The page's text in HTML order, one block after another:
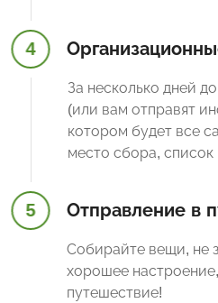
4
За несколько дней
(или вам отправят
котором будет все
место сбора,
5 Отправление в
Собирайте вещи, не
хорошее
путешествие!